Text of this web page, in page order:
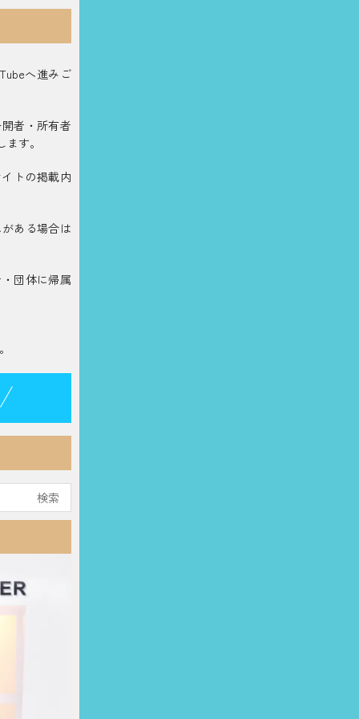
へ進みご
者・所有者
す。
トの掲載内
ある場合は
団体に帰属